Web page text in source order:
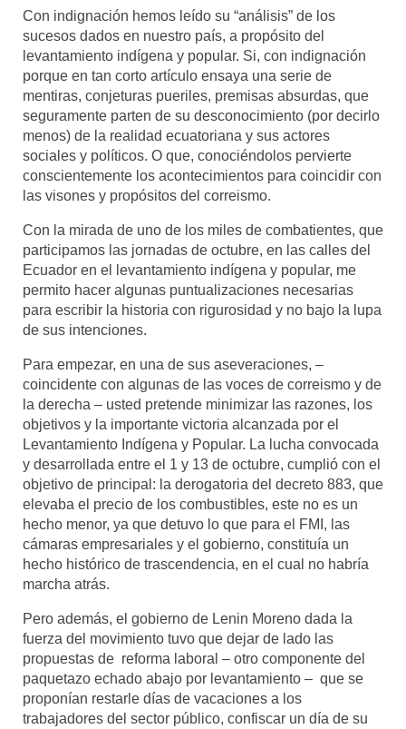
Ciencia
Mundo
Aula Virtual
Con indignación hemos leído su “análisis” de los
sucesos dados en nuestro país, a propósito del
levantamiento indígena y popular. Si, con indignación
porque en tan corto artículo ensaya una serie de
mentiras, conjeturas pueriles, premisas absurdas, que
seguramente parten de su desconocimiento (por decirlo
menos) de la realidad ecuatoriana y sus actores
sociales y políticos. O que, conociéndolos pervierte
conscientemente los acontecimientos para coincidir con
las visones y propósitos del correismo.
Con la mirada de uno de los miles de combatientes, que
participamos las jornadas de octubre, en las calles del
Ecuador en el levantamiento indígena y popular, me
permito hacer algunas puntualizaciones necesarias
para escribir la historia con rigurosidad y no bajo la lupa
de sus intenciones.
Para empezar, en una de sus aseveraciones, –
coincidente con algunas de las voces de correismo y de
la derecha – usted pretende minimizar las razones, los
objetivos y la importante victoria alcanzada por el
Levantamiento Indígena y Popular. La lucha convocada
y desarrollada entre el 1 y 13 de octubre, cumplió con el
objetivo de principal: la derogatoria del decreto 883, que
elevaba el precio de los combustibles, este no es un
hecho menor, ya que detuvo lo que para el FMI, las
cámaras empresariales y el gobierno, constituía un
hecho histórico de trascendencia, en el cual no habría
marcha atrás.
Pero además, el gobierno de Lenin Moreno dada la
fuerza del movimiento tuvo que dejar de lado las
propuestas de reforma laboral – otro componente del
paquetazo echado abajo por levantamiento – que se
proponían restarle días de vacaciones a los
trabajadores del sector público, confiscar un día de su